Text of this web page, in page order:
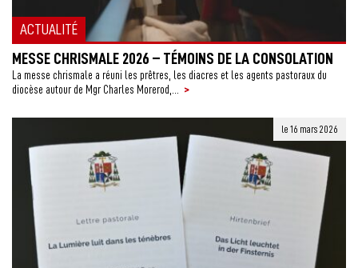
ACTUALITÉ
MESSE CHRISMALE 2026 – TÉMOINS DE LA CONSOLATION
La messe chrismale a réuni les prêtres, les diacres et les agents pastoraux du
diocèse autour de Mgr Charles Morerod,...
>
le 16 mars 2026